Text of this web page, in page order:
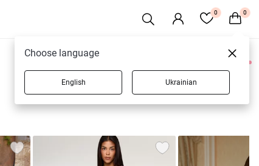
0 0
0 товарів
Choose language
English Ukrainian